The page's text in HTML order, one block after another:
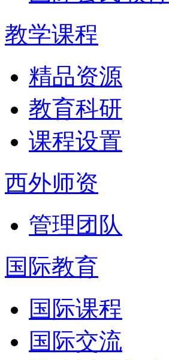
教学课程
精品资源
教育科研
课程设置
西外师资
管理团队
国际教育
国际课程
国际交流